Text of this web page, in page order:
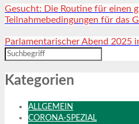
Gesucht: Die Routine für einen
Teilnahmebedingungen für das
Parlamentarischer Abend 2025
Kategorien
ALLGEMEIN
CORONA-SPEZIAL